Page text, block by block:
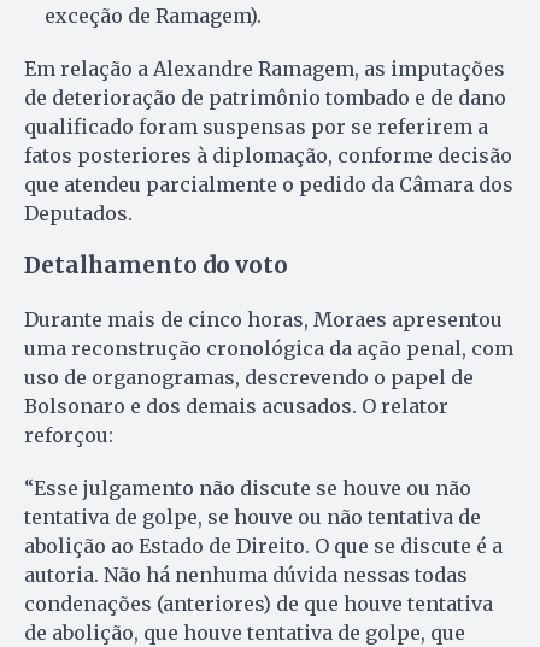
exceção de Ramagem).
Em relação a Alexandre Ramagem, as imputações
de deterioração de patrimônio tombado e de dano
qualificado foram suspensas por se referirem a
fatos posteriores à diplomação, conforme decisão
que atendeu parcialmente o pedido da Câmara dos
Deputados.
Detalhamento do voto
Durante mais de cinco horas, Moraes apresentou
uma reconstrução cronológica da ação penal, com
uso de organogramas, descrevendo o papel de
Bolsonaro e dos demais acusados. O relator
reforçou:
“Esse julgamento não discute se houve ou não
tentativa de golpe, se houve ou não tentativa de
abolição ao Estado de Direito. O que se discute é a
autoria. Não há nenhuma dúvida nessas todas
condenações (anteriores) de que houve tentativa
de abolição, que houve tentativa de golpe, que